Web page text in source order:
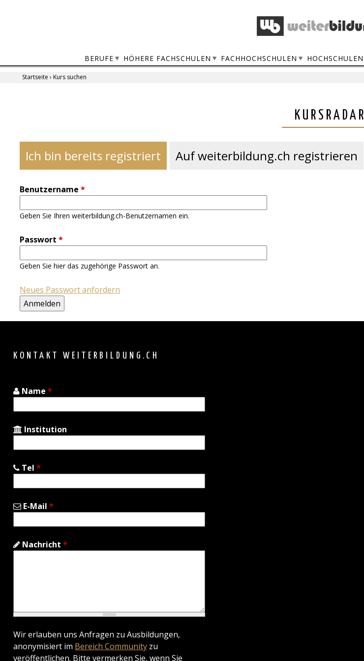
BERUFE HÖHERE FACHSCHULEN FACHHOCHSCHULEN HOCHSCHULEN
Startseite › Kurs suchen
KURSRADAR
Ich bin bereits registriert Auf weiterbildung.ch registrieren
Benutzername*
Geben Sie Ihren weiterbildung.ch-Benutzernamen ein.
Passwort*
Geben Sie hier das zugehörige Passwort an.
Neues Passwort anfordern
KONTAKT WEITERBILDUNG.CH
Name *
Institution
Tel *
E-Mail *
Nachricht *
Wir erlauben uns Anfragen zu Ausbildungen,
anonymisiert im Bereich Communityzu
veröffentlichen. Bitte vermerken Sie, wenn Sie